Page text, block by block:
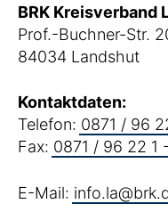
BRK Kreisverband
Prof.-Buchner-Str.
84034 Landshut
Kontaktdaten:
Telefon: 0871 / 96
Fax: 0871 / 96 22 1
E-Mail: